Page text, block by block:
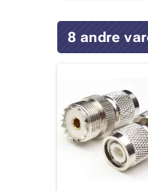
8 andre